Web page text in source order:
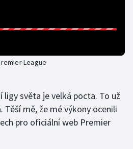
League
ligy světa je velká pocta. To už
Těší mě, že mé výkony ocenili
pro oficiální web Premier